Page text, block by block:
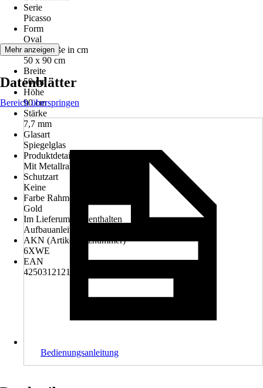
Serie
Picasso
Form
Oval
Nenngröße in cm
50 x 90 cm
Breite
50 cm
Höhe
90 cm
Stärke
7,7 mm
Glasart
Spiegelglas
Produktdetails
Mit Metallrahmen
Schutzart
Keine
Farbe Rahmen
Gold
Im Lieferumfang enthalten
Aufbauanleitung, Befestigungsmaterial
AKN (Artikelkurznummer)
6XWE
EAN
4250312121870
Mehr anzeigen
Datenblätter
Bereich überspringen
Bedienungsanleitung